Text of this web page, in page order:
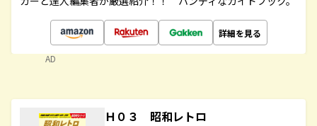
詳細を見る
AD
Ｈ０３ 昭和レトロ